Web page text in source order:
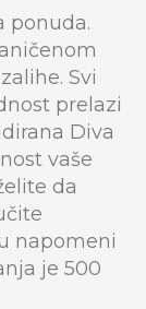
ponuda.
Svi
prelazi
Diva
vaše
da
napomeni
je 500